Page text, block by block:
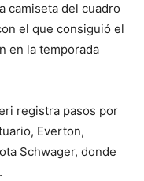
camiseta del cuadro
el que consiguió el
en la temporada
registra pasos por
Everton,
Schwager, donde